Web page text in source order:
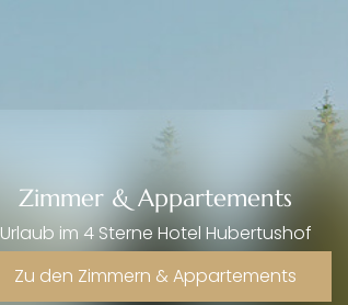
Zimmer & Appartements
Urlaub im 4 Sterne Hotel Hubertushof
Zu den Zimmern & Appartements